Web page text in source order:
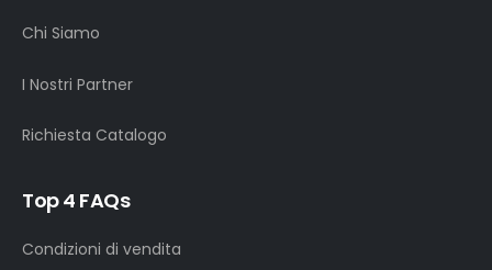
Chi Siamo
I Nostri Partner
Richiesta Catalogo
Top 4 FAQs
Condizioni di vendita